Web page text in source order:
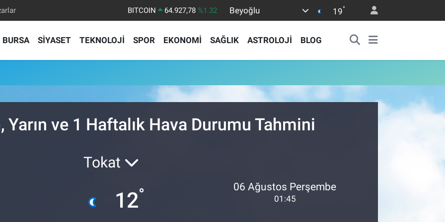
BITCOIN 64.927,78 %1.32
EURO
55,0398 %-0.02
Beyoğlu 19°
BURSA SİYASET TEKNOLOJİ SPOR EKONOMİ SAĞLIK ASTROLOJİ BLOG
Yarın ve 1 Haftalık Hava Durumu Tahmini
Tokat
12° 06 Ağustos Perşembe
01:45